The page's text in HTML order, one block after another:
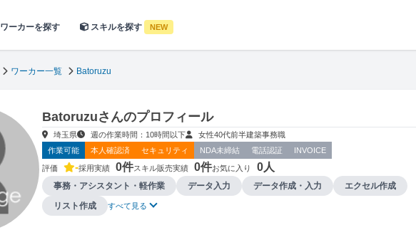
ワーカーを探す スキルを探す NEW
ワーカー一覧 Batoruzu
Batoruzuさんのプロフィール
埼玉県 週の作業時間：10時間以下 女性40代前半建築事務職
作業可能
本人確認済 セキュリティ NDA未締結 電話認証 INVOICE
評価 -採用実績 0件スキル販売実績 0件お気に入り 0人
事務・アシスタント・軽作業 データ入力 データ作成・入力
エクセル作成
リスト作成
すべて見る